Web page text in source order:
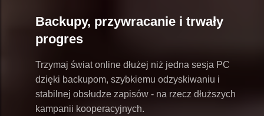
Backupy, przywracanie i trwały
progres
Trzymaj świat online dłużej niż jedna sesja PC
dzięki backupom, szybkiemu odzyskiwaniu i
stabilnej obsłudze zapisów - na rzecz dłuższych
kampanii kooperacyjnych.